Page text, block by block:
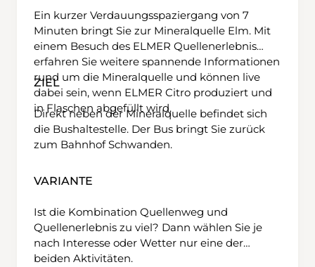
Ein kurzer Verdauungsspaziergang von 7
Minuten bringt Sie zur Mineralquelle Elm. Mit
einem Besuch des ELMER Quellenerlebnis
erfahren Sie weitere spannende Informationen
rund um die Mineralquelle und können live
dabei sein, wenn ELMER Citro produziert und
in Flaschen abgefüllt wird.
ZIEL
Direkt neben der Mineralquelle befindet sich
die Bushaltestelle. Der Bus bringt Sie zurück
zum Bahnhof Schwanden.
VARIANTE
Ist die Kombination Quellenweg und
Quellenerlebnis zu viel? Dann wählen Sie je
nach Interesse oder Wetter nur eine der
beiden Aktivitäten.